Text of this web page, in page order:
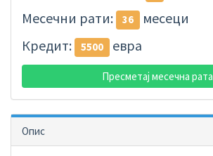
Месечни рати:
36
месеци
Кредит:
5500 евра
Пресметај месечна рата
Опис